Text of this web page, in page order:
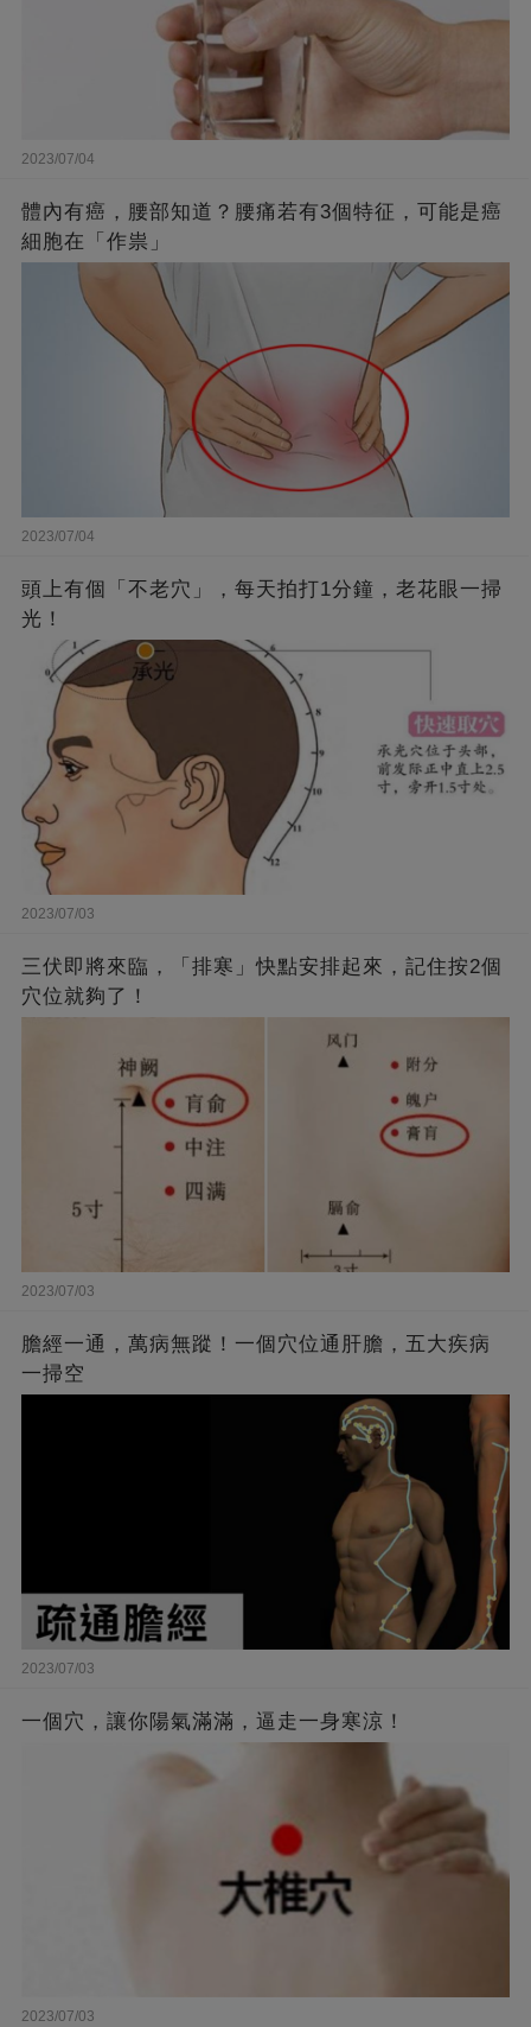
2023/07/04
體內有癌，腰部知道？腰痛若有3個特征，可能是癌
細胞在「作祟」
2023/07/04
頭上有個「不老穴」，每天拍打1分鐘，老花眼一掃
光！
2023/07/03
三伏即將來臨，「排寒」快點安排起來，記住按2個
穴位就夠了！
2023/07/03
膽經一通，萬病無蹤！一個穴位通肝膽，五大疾病
一掃空
2023/07/03
一個穴，讓你陽氣滿滿，逼走一身寒涼！
2023/07/03